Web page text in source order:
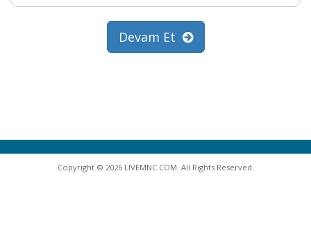
Devam Et
Copyright © 2026 LIVEMNC.COM. All Rights Reserved.